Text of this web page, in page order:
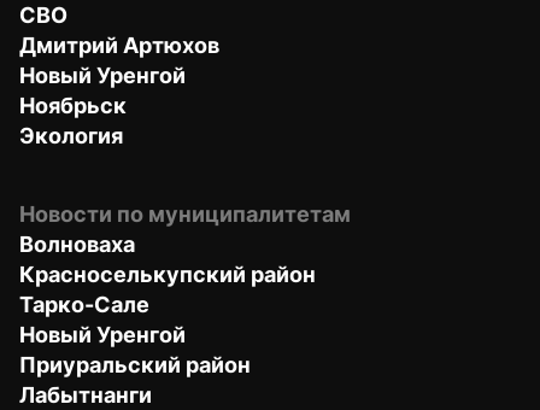
СВО
Дмитрий Артюхов
Новый Уренгой
Ноябрьск
Экология
Новости по муниципалитетам
Волноваха
Красноселькупский район
Тарко-Сале
Новый Уренгой
Приуральский район
Лабытнанги